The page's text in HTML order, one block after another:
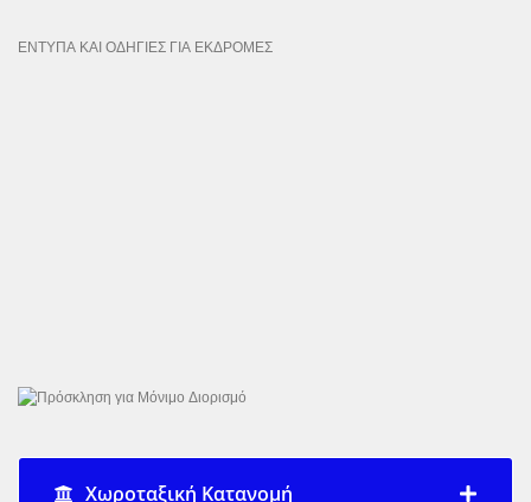
ΕΝΤΥΠΑ ΚΑΙ ΟΔΗΓΙΕΣ ΓΙΑ ΕΚΔΡΟΜΕΣ
Χωροταξική Κατανομή